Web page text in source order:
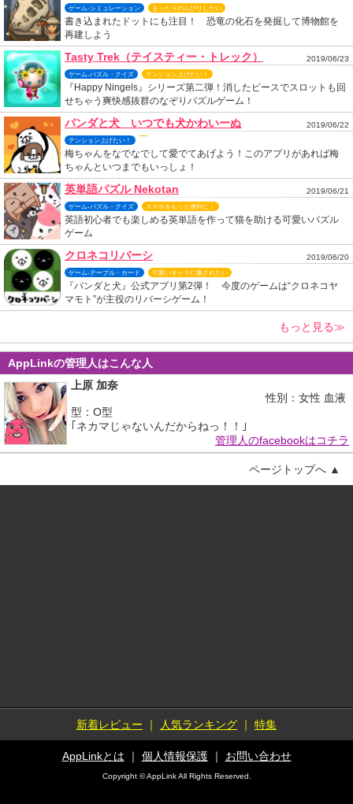
ゲーム-シミュレーション まったりのんびりしたい
書き込まれたドットにも注目！ 恐竜の化石を発掘して博物館を
再建しよう
Tasty Trek（テイスティー・トレック） 2019/06/23
ゲーム-パズル・クイズ テンション上げたい！
『Happy Ningels』シリーズ第二弾！消したピースでスロットも回
せちゃう爽快感抜群のなぞりパズルゲーム！
パンダと犬 いつでも犬かわいーぬ 2019/06/22
テンション上げたい！
梅ちゃんをなでなでして愛でてあげよう！このアプリがあれば梅
ちゃんといつまでもいっしょ！
英単語パズル Nekotan 2019/06/21
ゲーム-パズル・クイズ スマホをもっと便利に！
英語初心者でも楽しめる英単語を作って猫を助ける可愛いパズル
ゲーム
クロネコリバーシ 2019/06/20
ゲーム-テーブル・カード 可愛いキャラに癒されたい
『パンダと犬』公式アプリ第2弾！ 今度のゲームは“クロネコヤ
マモト”が主役のリバーシゲーム！
もっと見る≫
AppLinkの管理人はこんな人
上原 加奈
性別：女性 血液
型：O型
｢ネカマじゃないんだからねっ！！｣
管理人のfacebookはコチラ
ページトップへ ▲
新着レビュー ｜ 人気ランキング ｜ 特集
AppLinkとは ｜ 個人情報保護｜ お問い合わせ
Copyright © AppLink All Rights Reserved.